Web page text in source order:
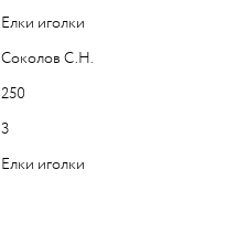
Елки иголки
Соколов С.Н.
250
3
Елки иголки